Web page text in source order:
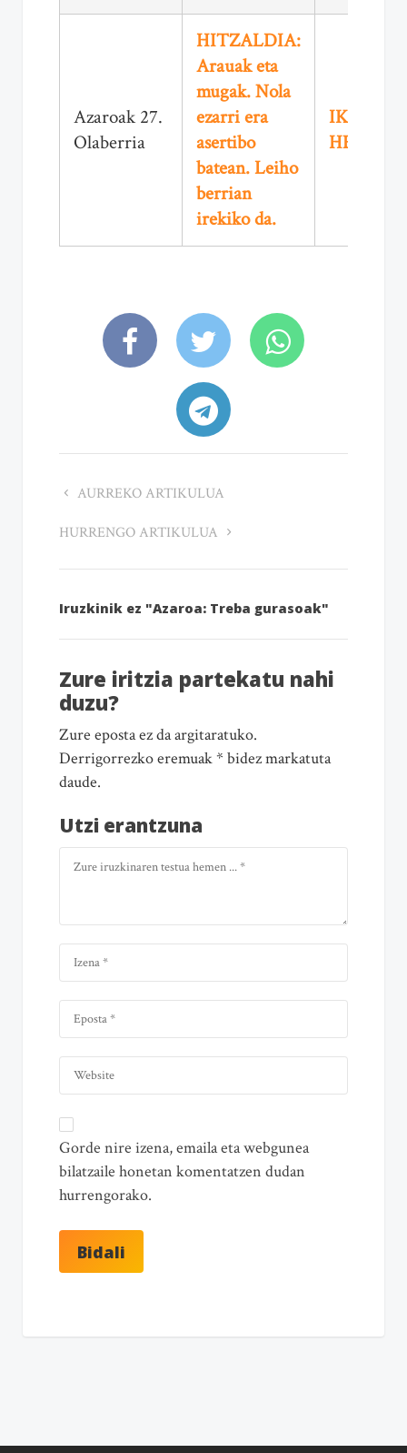
Azaroak 27.
Olaberria
HITZALDIA:
Arauak eta
mugak. Nola
ezarri era
asertibo
batean. Leiho
berrian
irekiko da.
IKUSI
HEMEN
AURREKO ARTIKULUA
HURRENGO ARTIKULUA
Iruzkinik ez "Azaroa: Treba gurasoak"
Zure iritzia partekatu nahi
duzu?
Zure eposta ez da argitaratuko.
Derrigorrezko eremuak * bidez markatuta
daude.
Utzi erantzuna
Gorde nire izena, emaila eta webgunea
bilatzaile honetan komentatzen dudan
hurrengorako.